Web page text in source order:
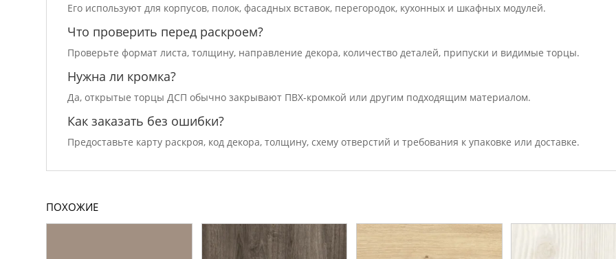
Его используют для корпусов, полок, фасадных вставок, перегородок, кухонных и шкафных модулей.
Что проверить перед раскроем?
Проверьте формат листа, толщину, направление декора, количество деталей, припуски и видимые торцы.
Нужна ли кромка?
Да, открытые торцы ДСП обычно закрывают ПВХ-кромкой или другим подходящим материалом.
Как заказать без ошибки?
Предоставьте карту раскроя, код декора, толщину, схему отверстий и требования к упаковке или доставке.
ПОХОЖИЕ